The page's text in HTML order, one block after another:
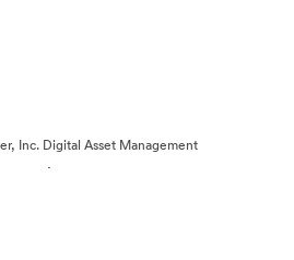
Inc. Digital Asset Management
·